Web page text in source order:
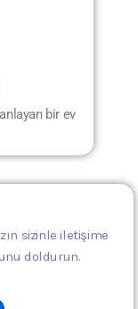
bir ev
sizinle iletişime
doldurun.